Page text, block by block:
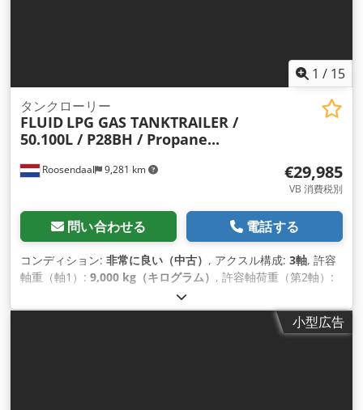
1 / 15
Roosendaal 9,281 km
タンクローリー
FLUID LPG GAS TANKTRAILER /
50.100L / P28BH / Propane...
€29,985
VB 消費税別
問い合わせる 電話する
コンディション: 非常に良い（中古） , アクスル構成: 3軸, 許容
軸重（軸1）: 9,000 kg（キログラム） , 許容軸荷重（第2軸）:
, 許容軸荷重（軸3）:
グラム）, 初回登録:03/2003, 荷室長:13,250 mm, 荷室幅:
, 積載スペース容量:50 m³, 全
小型広告